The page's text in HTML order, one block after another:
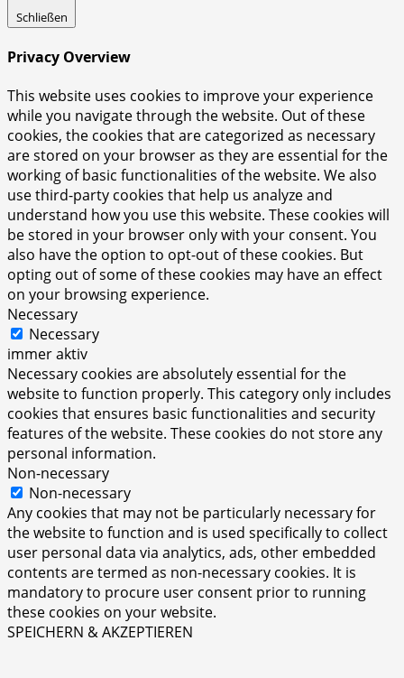
Schließen
Privacy Overview
This website uses cookies to improve your experience
while you navigate through the website. Out of these
cookies, the cookies that are categorized as necessary
are stored on your browser as they are essential for the
working of basic functionalities of the website. We also
use third-party cookies that help us analyze and
understand how you use this website. These cookies will
be stored in your browser only with your consent. You
also have the option to opt-out of these cookies. But
opting out of some of these cookies may have an effect
on your browsing experience.
Necessary
Necessary
immer aktiv
Necessary cookies are absolutely essential for the
website to function properly. This category only includes
cookies that ensures basic functionalities and security
features of the website. These cookies do not store any
personal information.
Non-necessary
Non-necessary
Any cookies that may not be particularly necessary for
the website to function and is used specifically to collect
user personal data via analytics, ads, other embedded
contents are termed as non-necessary cookies. It is
mandatory to procure user consent prior to running
these cookies on your website.
SPEICHERN & AKZEPTIEREN